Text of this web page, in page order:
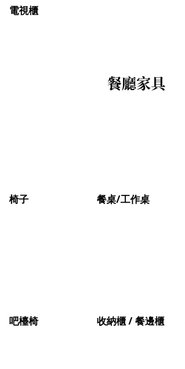
電視櫃
餐廳家具
椅子 餐桌/工作桌
吧檯椅 收納櫃 / 餐邊櫃